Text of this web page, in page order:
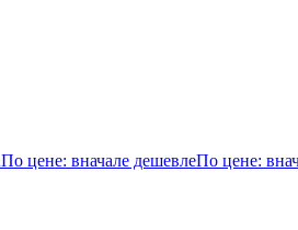
По цене: вначале дешевлеПо цене: